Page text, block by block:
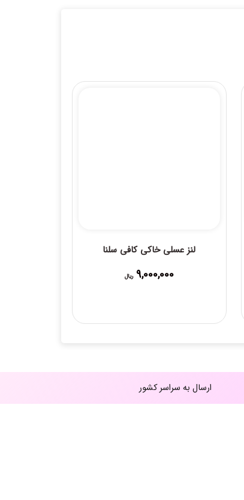
لنز عسلی خاکی کافی سلنا
9,000,000 ریال
ارسال به سراسر کشور